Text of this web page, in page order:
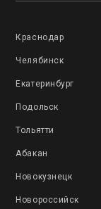
Краснодар
Челябинск
Екатеринбург
Подольск
Тольятти
Абакан
Новокузнецк
Новороссийск